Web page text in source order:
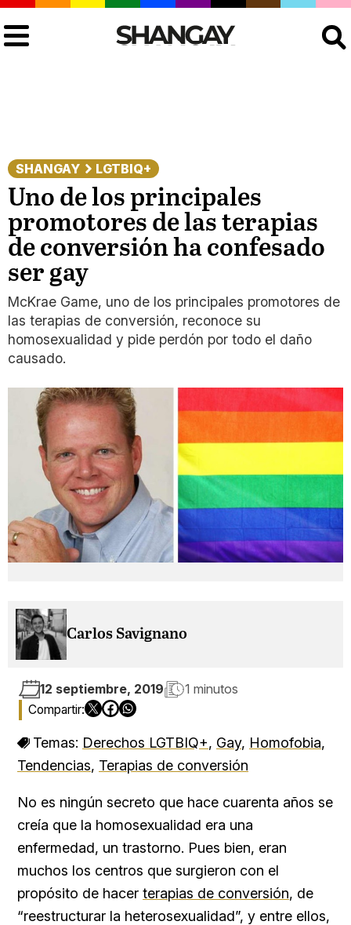
SHANGAY LGTBIQ+
Uno de los principales
promotores de las terapias
de conversión ha confesado
ser gay
McKrae Game, uno de los principales promotores de
las terapias de conversión, reconoce su
homosexualidad y pide perdón por todo el daño
causado.
Carlos Savignano
12 septiembre, 2019 1 minutos
Temas: Derechos LGTBIQ+, Gay, Homofobia,
Tendencias, Terapias de conversión
No es ningún secreto que hace cuarenta años se
creía que la homosexualidad era una
enfermedad, un trastorno. Pues bien, eran
muchos los centros que surgieron con el
propósito de hacer terapias de conversión, de
“reestructurar la heterosexualidad”, y entre ellos,